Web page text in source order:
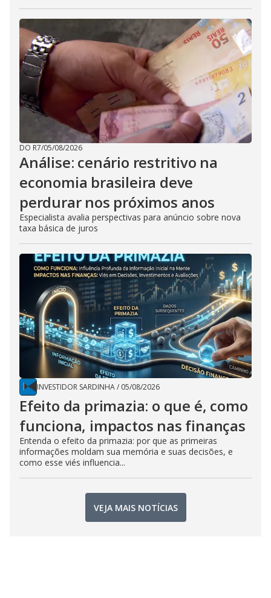
DO R7/05/08/2026
Análise: cenário restritivo na
economia brasileira deve
perdurar nos próximos anos
Especialista avalia perspectivas para anúncio sobre nova
taxa básica de juros
INVESTIDOR SARDINHA/ 05/08/2026
Efeito da primazia: o que é, como
funciona, impactos nas finanças
Entenda o efeito da primazia: por que as primeiras
informações moldam sua memória e suas decisões, e
como esse viés influencia...
VEJA MAIS NOTÍCIAS